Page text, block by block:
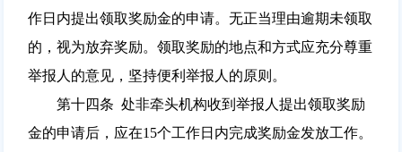
作日内提出领取奖励金的申请。无正当理由逾期未领取
的，视为放弃奖励。领取奖励的地点和方式应充分尊重
举报人的意见，坚持便利举报人的原则。
第十四条 处非牵头机构收到举报人提出领取奖励
金的申请后，应在15个工作日内完成奖励金发放工作。